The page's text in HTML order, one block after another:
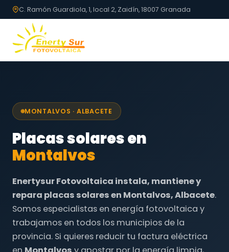
C. Ramón Guardiola, 1, local 2, Zaidín, 18007 Granada
MONTALVOS · ALBACETE
Placas solares en
Montalvos
Enertysur Fotovoltaica instala, mantiene y
repara placas solares en Montalvos, Albacete.
Somos especialistas en energía fotovoltaica y
trabajamos en todos los municipios de la
provincia. Si quieres reducir tu factura eléctrica